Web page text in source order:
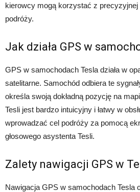
kierowcy mogą korzystać z precyzyjnej
podróży.
Jak działa GPS w
GPS w samochodach Tesla działa w
satelitarne. Samochód odbiera te
określa swoją dokładną pozycję na
Tesli jest bardzo intuicyjny i łatwy w
wprowadzać cel podróży za pomocą
głosowego asystenta Tesli.
Zalety nawigacji GPS w
Nawigacja GPS w samochodach Tesla